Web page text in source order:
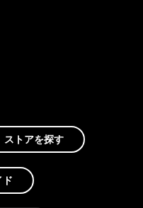
ストアを探す